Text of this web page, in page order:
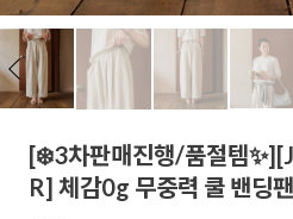
[❄️3차판매진행/품절템
R] 체감0g 무중력 쿨 밴딩